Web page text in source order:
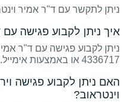
ניתן לתקשר עם ד"ר אמיר
איך ניתן לקבוע פגישה
4336717 או באמצעות אימייל.
האם ניתן לקבוע פגישה
וינטראוב?